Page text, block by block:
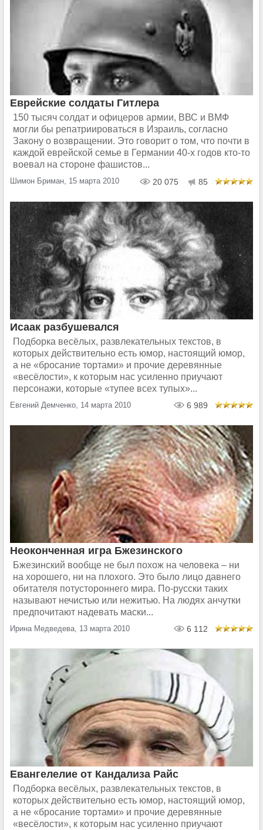
Еврейские солдаты Гитлера
150 тысяч солдат и офицеров армии, ВВС и ВМФ
могли бы репатриироваться в Израиль, согласно
Закону о возвращении. Это говорит о том, что почти в
каждой еврейской семье в Германии 40-х годов кто-то
воевал на стороне фашистов...
Шимон Бриман, 15 марта 2010 20 075 85
Исаак разбушевался
Подборка весёлых, развлекательных текстов, в
которых действительно есть юмор, настоящий юмор,
а не «бросание тортами» и прочие деревянные
«весёлости», к которым нас усиленно приучают
персонажи, которые «тупее всех тупых»...
Евгений Демченко, 14 марта 2010 6 989
Неоконченная игра Бжезинского
Бжезинский вообще не был похож на человека – ни
на хорошего, ни на плохого. Это было лицо давнего
обитателя потустороннего мира. По-русски таких
называют нечистью или нежитью. На людях анчутки
предпочитают надевать маски...
Ирина Медведева, 13 марта 2010 6 112
Евангелелие от Кандализа Райс
Подборка весёлых, развлекательных текстов, в
которых действительно есть юмор, настоящий юмор,
а не «бросание тортами» и прочие деревянные
«весёлости», к которым нас усиленно приучают